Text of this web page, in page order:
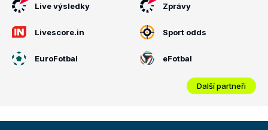
Live výsledky Zprávy
Livescore.in Sport odds
EuroFotbal eFotbal
Další partneři